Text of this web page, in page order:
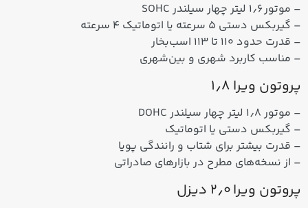
– موتور ۱٫۶ لیتر چهار سیلندر SOHC
– گیربکس دستی ۵ سرعته یا اتوماتیک ۴ سرعته
– قدرت حدود ۱۱۰ تا ۱۱۳ اسب‌بخار
– مناسب کاربرد شهری و بین‌شهری
پروتون ویرا ۱٫۸
– موتور ۱٫۸ لیتر چهار سیلندر DOHC
– گیربکس دستی یا اتوماتیک
– قدرت بیشتر برای شتاب و رانندگی پویا
– از نسخه‌های مطرح در بازارهای صادراتی
پروتون ویرا ۲٫۰ دیزل